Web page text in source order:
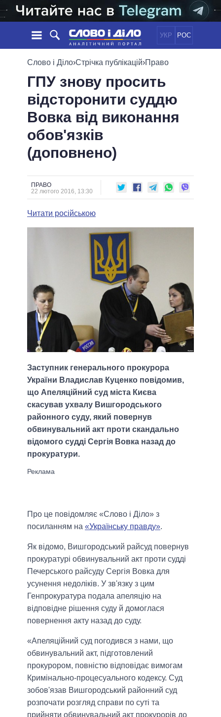
УКР РОС
НОВИНИ
СТРІЧКА
ПОДІЇ
СТАТТІ
ДУМКИ
ОГЛЯДИ
ДАЙДЖЕСТИ
ПОЛІТИКА
ЕКОНОМІКА
СУСПІЛЬСТВО
ОБIЦЯНКИ
ПОЛIТИКИ
УСІ ПОЛІТИКИ
ПРЕЗИДЕНТ І ОФІС
ВЕРХОВНА РАДА
ГОЛОВИ ОБЛАДМІНІСТРАЦІЙ
МЕРИ МІСТ
ВСІ ПЕРСОНИ
ІНФОГРАФІКА
ВІДЕО
ПОРІВНЯННЯ ПОЛІТИКІВ
Слово і Діло›Стрічка публікацій›Право
ГПУ знову просить
відсторонити суддю
Вовка від виконання
обов'язків
(доповнено)
ПРАВО
22 лютого 2016, 13:30
Читати російською
Заступник генерального прокурора
України Владислав Куценко повідомив,
що Апеляційний суд міста Києва
скасував ухвалу Вишгородського
районного суду, який повернув
обвинувальний акт проти скандально
відомого судді Сергія Вовка назад до
прокуратури.
Про це повідомляє «Слово і Діло» з
посиланням на «Українську правду».
Як відомо, Вишгородський райсуд повернув
прокуратурі обвинувальний акт проти судді
Печерського райсуду Сергія Вовка для
усунення недоліків. У зв'язку з цим
Генпрокуратура подала апеляцію на
відповідне рішення суду й домоглася
повернення акту назад до суду.
«Апеляційний суд погодився з нами, що
обвинувальний акт, підготовлений
прокурором, повністю відповідає вимогам
Кримінально-процесуального кодексу. Суд
зобов'язав Вишгородський районний суд
розпочати розгляд справи по суті та
прийняти обвинувальний акт прокурорів до